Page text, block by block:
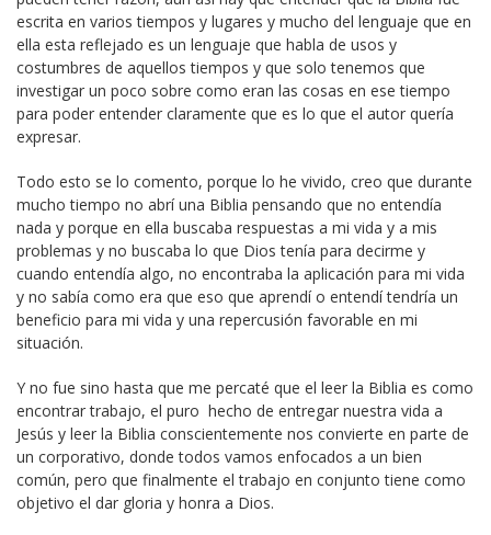
escrita en varios tiempos y lugares y mucho del lenguaje que en
ella esta reflejado es un lenguaje que habla de usos y
costumbres de aquellos tiempos y que solo tenemos que
investigar un poco sobre como eran las cosas en ese tiempo
para poder entender claramente que es lo que el autor quería
expresar.
Todo esto se lo comento, porque lo he vivido, creo que durante
mucho tiempo no abrí una Biblia pensando que no entendía
nada y porque en ella buscaba respuestas a mi vida y a mis
problemas y no buscaba lo que Dios tenía para decirme y
cuando entendía algo, no encontraba la aplicación para mi vida
y no sabía como era que eso que aprendí o entendí tendría un
beneficio para mi vida y una repercusión favorable en mi
situación.
Y no fue sino hasta que me percaté que el leer la Biblia es como
encontrar trabajo, el puro hecho de entregar nuestra vida a
Jesús y leer la Biblia conscientemente nos convierte en parte de
un corporativo, donde todos vamos enfocados a un bien
común, pero que finalmente el trabajo en conjunto tiene como
objetivo el dar gloria y honra a Dios.